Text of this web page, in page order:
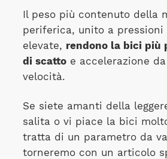
Il peso più contenuto della
periferica, unito a pressioni
elevate, rendono la bici più
di scattoe accelerazione da
velocità.
Se siete amanti della
salita o vi piace la bici
tratta di un parametro da
torneremo con un articolo